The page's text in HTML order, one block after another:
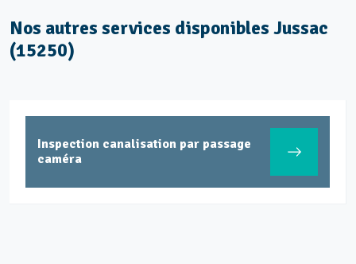
Nos autres services disponibles Jussac
(15250)
Inspection canalisation par passage
caméra